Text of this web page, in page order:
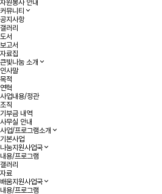
자원봉사 안내
커뮤니티
공지사항
갤러리
도서
보고서
자료집
큰빛나눔 소개
인사말
목적
연혁
사업내용/정관
조직
기부금 내역
사무실 안내
사업/프로그램소개
기본사업
나눔지원사업국
내용/프로그램
갤러리
자료
배움지원사업국
내용/프로그램